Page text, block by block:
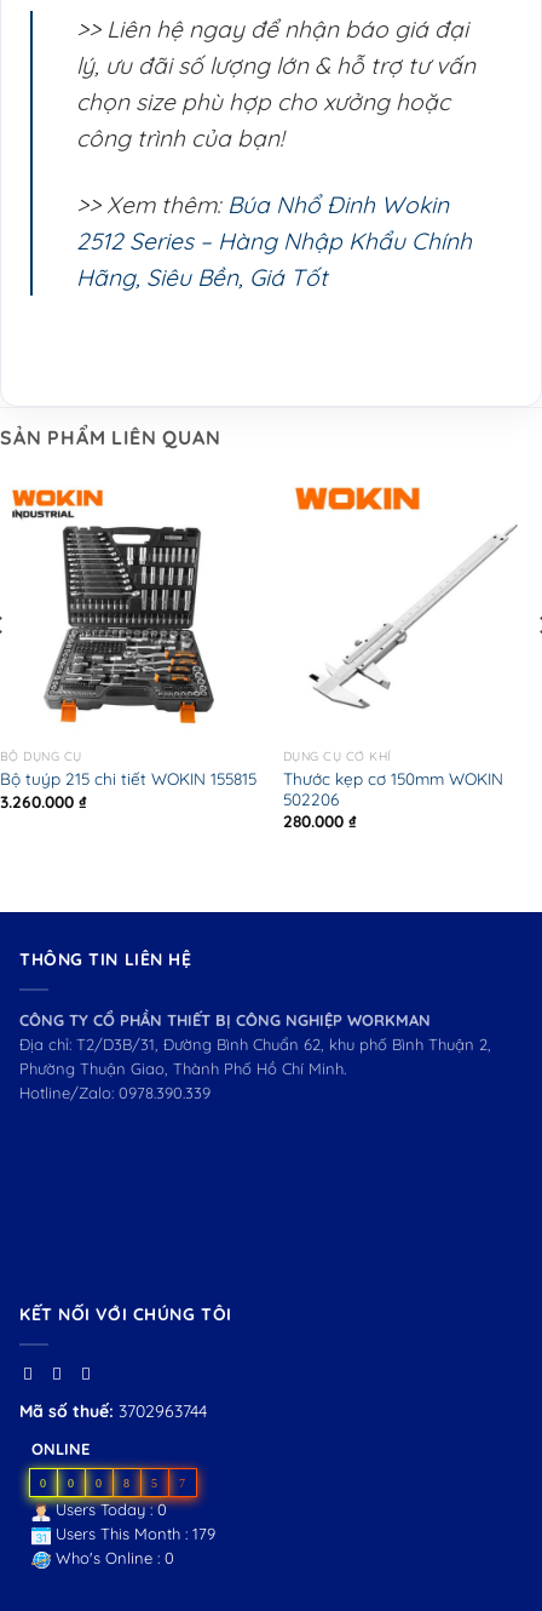
>> Liên hệ ngay để nhận báo giá đại
lý, ưu đãi số lượng lớn & hỗ trợ tư vấn
chọn size phù hợp cho xưởng hoặc
công trình của bạn!
>> Xem thêm: Búa Nhổ Đinh Wokin
2512 Series – Hàng Nhập Khẩu Chính
Hãng, Siêu Bền, Giá Tốt
SẢN PHẨM LIÊN QUAN
BỘ DỤNG CỤ
Bộ tuýp 215 chi tiết WOKIN 155815
3.260.000 ₫
DỤNG CỤ CƠ KHÍ
Thước kẹp cơ 150mm WOKIN
502206
280.000 ₫
THÔNG TIN LIÊN HỆ
CÔNG TY CỔ PHẦN THIẾT BỊ CÔNG NGHIỆP WORKMAN
Địa chỉ: T2/D3B/31, Đường Bình Chuẩn 62, khu phố Bình Thuận 2,
Phường Thuận Giao, Thành Phố Hồ Chí Minh.
Hotline/Zalo: 0978.390.339
KẾT NỐI VỚI CHÚNG TÔI
Mã số thuế: 3702963744
ONLINE
0 0 0 8 5 7
Users Today : 0
Users This Month : 179
Who's Online : 0